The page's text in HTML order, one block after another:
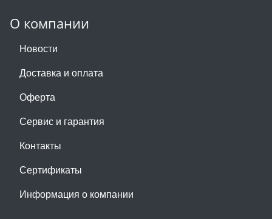
О компании
Новости
Доставка и оплата
Оферта
Сервис и гарантия
Контакты
Сертификаты
Информация о компании